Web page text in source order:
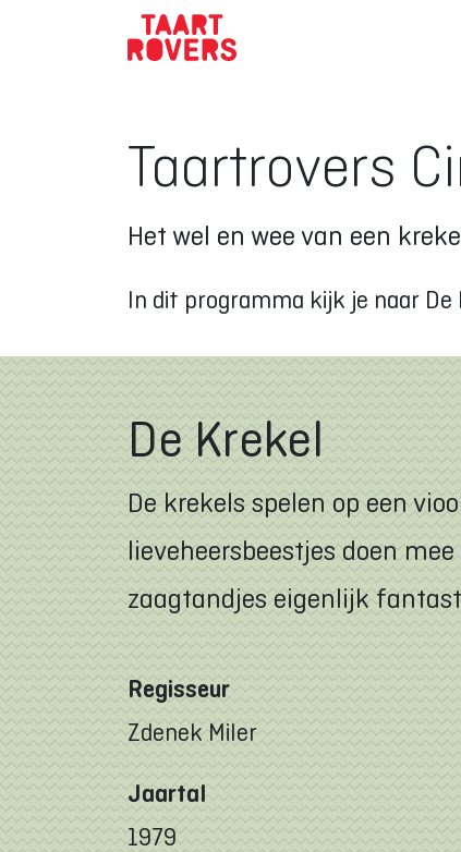
Taartrovers
Het wel en wee van een
In dit programma kijk je naar
De Krekel
De krekels spelen op een
lieveheersbeestjes doen
zaagtandjes eigenlijk
Regisseur
Zdenek Miler
Jaartal
1979